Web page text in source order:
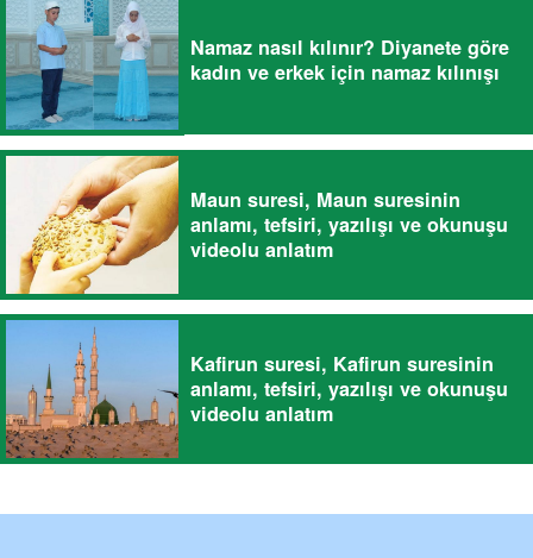
Namaz nasıl kılınır? Diyanete göre
kadın ve erkek için namaz kılınışı
Maun suresi, Maun suresinin
anlamı, tefsiri, yazılışı ve okunuşu
videolu anlatım
Kafirun suresi, Kafirun suresinin
anlamı, tefsiri, yazılışı ve okunuşu
videolu anlatım